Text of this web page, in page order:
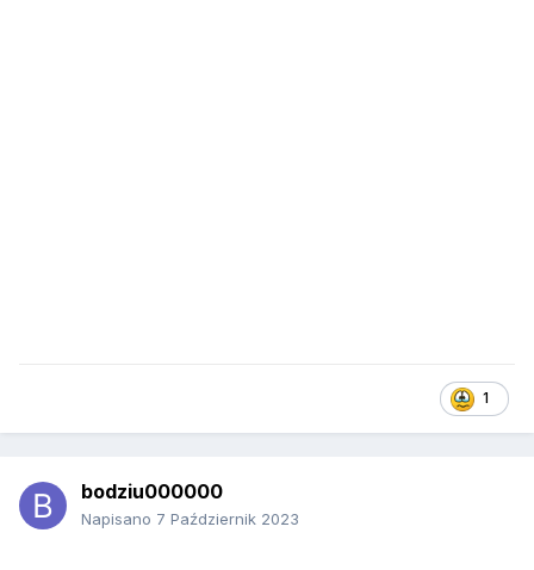
1
bodziu000000
Napisano 7 Październik 2023